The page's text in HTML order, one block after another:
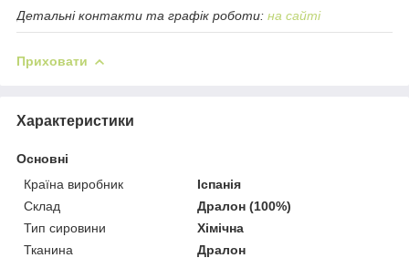
Детальні контакти та графік роботи: на сайті
Приховати
Характеристики
Основні
Країна виробник
Іспанія
Склад
Дралон (100%)
Тип сировини
Хімічна
Тканина
Дралон